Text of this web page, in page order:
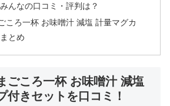
んなの口コミ・評判は？
ころ一杯 お味噌汁 減塩 計量マグカ
とめ
ごころ一杯 お味噌汁 減塩
付きセットを口コミ！